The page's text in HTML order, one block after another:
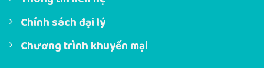
Chính sách đại lý
Chương trình khuyến mại